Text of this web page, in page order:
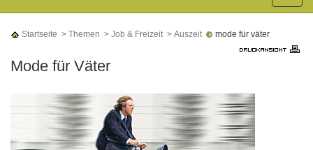
Startseite > Themen > Job & Freizeit > Auszeit mode für väter
Mode für Väter